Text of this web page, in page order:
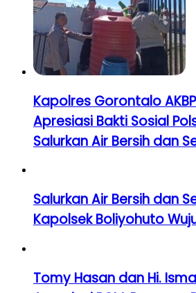
Kapolres Gorontalo
Apresiasi Bakti Sosial
Salurkan Air Bersih dan
Salurkan Air Bersih dan
Kapolsek Boliyohuto
Tomy Hasan dan Hi.